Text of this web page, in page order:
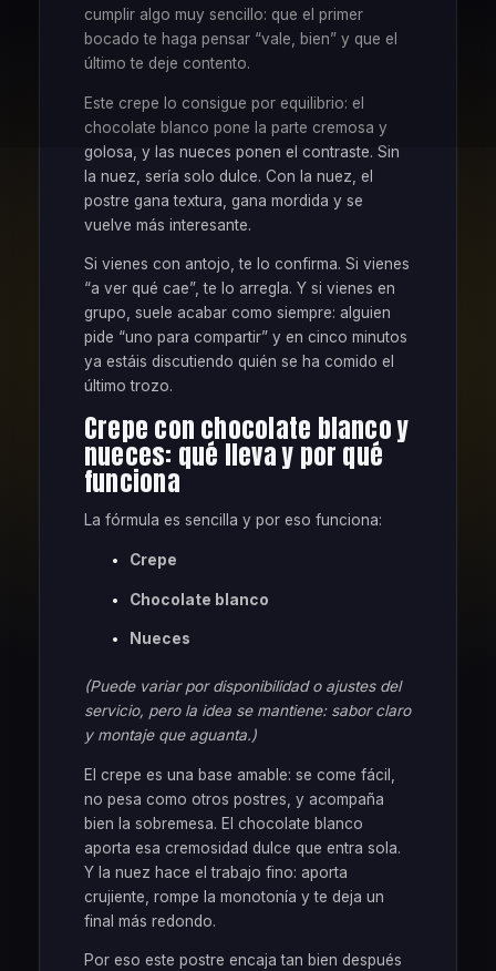
cumplir algo muy sencillo: que el primer
bocado te haga pensar “vale, bien” y que el
último te deje contento.
Este crepe lo consigue por equilibrio: el
chocolate blanco pone la parte cremosa y
golosa, y las nueces ponen el contraste. Sin
la nuez, sería solo dulce. Con la nuez, el
postre gana textura, gana mordida y se
vuelve más interesante.
Si vienes con antojo, te lo confirma. Si vienes
“a ver qué cae”, te lo arregla. Y si vienes en
grupo, suele acabar como siempre: alguien
pide “uno para compartir” y en cinco minutos
ya estáis discutiendo quién se ha comido el
último trozo.
Crepe con chocolate blanco y
nueces: qué lleva y por qué
funciona
La fórmula es sencilla y por eso funciona:
Crepe
Chocolate blanco
Nueces
(Puede variar por disponibilidad o ajustes del
servicio, pero la idea se mantiene: sabor claro
y montaje que aguanta.)
El crepe es una base amable: se come fácil,
no pesa como otros postres, y acompaña
bien la sobremesa. El chocolate blanco
aporta esa cremosidad dulce que entra sola.
Y la nuez hace el trabajo fino: aporta
crujiente, rompe la monotonía y te deja un
final más redondo.
Por eso este postre encaja tan bien después